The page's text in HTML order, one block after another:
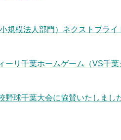
規模法人部門）ネクストブライ
ーリ千葉ホームゲーム（VS千葉
球千葉大会に協賛いたしまし